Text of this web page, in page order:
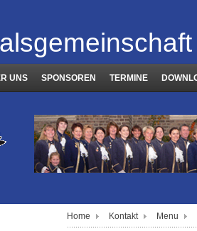
UNS SPONSOREN TERMINE
Home Kontakt Menu